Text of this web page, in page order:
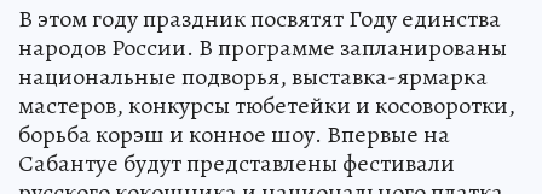
В этом году праздник посвятят Году единства
народов России. В программе запланированы
национальные подворья, выставка-ярмарка
мастеров, конкурсы тюбетейки и косоворотки,
борьба корэш и конное шоу. Впервые на
Сабантуе будут представлены фестивали